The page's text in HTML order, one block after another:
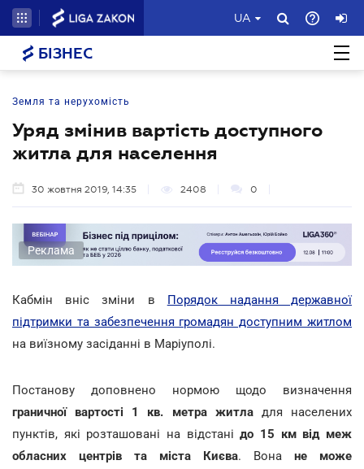
UA
БІЗНЕС
Земля та нерухомість
Уряд змінив вартість доступного
житла для населення
30 жовтня 2019, 14:35 2408 0
Реклама
Кабмін вніс зміни в Порядок надання державної
підтримки та забезпечення громадян доступним житлом
на виїзному засіданні в Маріуполі.
Постанову доповнено нормою щодо визначення
граничної вартості 1 кв. метра житладля населених
пунктів, які розташовані на відстанідо 15 км від меж
обласних центрів та міста Києва. Вона не може